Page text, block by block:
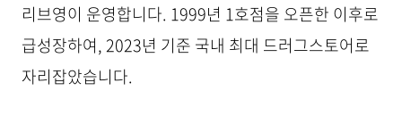
리브영이 운영합니다. 1999년 1호점을 오픈한 이후로
급성장하여, 2023년 기준 국내 최대 드러그스토어로
자리잡았습니다.